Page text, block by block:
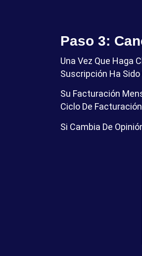
Paso 3:
Una Vez Que Haga
Suscripción Ha Sido
Su Facturación
Ciclo De
Si Cambia De